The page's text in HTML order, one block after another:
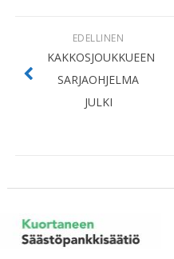
EDELLINEN
KAKKOSJOUKKUEEN
SARJAOHJELMA
JULKI